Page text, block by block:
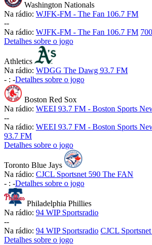
Washington Nationals
Na rádio: WJFK-FM - The Fan 106.7 FM
--
Na rádio: WJFK-FM - The Fan 106.7 FM
Detalhes sobre o jogo
Athletics
Na rádio: WDGG The Dawg 93.7 FM
- : -Detalhes sobre o jogo
Boston Red Sox
Na rádio: WEEI 93.7 FM - Boston Sports
--
Na rádio: WEEI 93.7 FM - Boston Sports
93.7 FM
Detalhes sobre o jogo
Toronto Blue Jays
Na rádio: CJCL Sportsnet 590 The FAN
- : -Detalhes sobre o jogo
Philadelphia Phillies
Na rádio: 94 WIP Sportsradio
--
Na rádio: 94 WIP Sportsradio CJCL
Detalhes sobre o jogo